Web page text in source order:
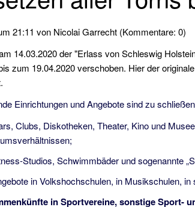
21:11 von Nicolai Garrecht (Kommentare: 0)
14.03.2020 der "Erlass von Schleswig
zum 19.04.2020 verschoben. Hier der
Einrichtungen und Angebote sind zu
Clubs, Diskotheken, Theater, Kino und
Studios, Schwimmbäder und sogenannte
in Volkshochschulen, in Musikschulen, in
in Sportvereine, sonstige Sport-